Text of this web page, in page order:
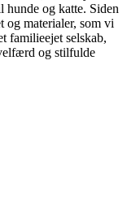
hunde og katte. Siden
og materialer, som vi
familieejet selskab,
og stilfulde